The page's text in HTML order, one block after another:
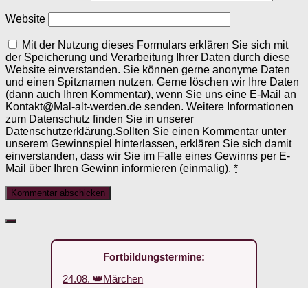
Website
Mit der Nutzung dieses Formulars erklären Sie sich mit
der Speicherung und Verarbeitung Ihrer Daten durch diese
Website einverstanden. Sie können gerne anonyme Daten
und einen Spitznamen nutzen. Gerne löschen wir Ihre Daten
(dann auch Ihren Kommentar), wenn Sie uns eine E-Mail an
Kontakt@Mal-alt-werden.de senden. Weitere Informationen
zum Datenschutz finden Sie in unserer
Datenschutzerklärung.Sollten Sie einen Kommentar unter
unserem Gewinnspiel hinterlassen, erklären Sie sich damit
einverstanden, dass wir Sie im Falle eines Gewinns per E-
Mail über Ihren Gewinn informieren (einmalig). *
Fortbildungstermine:
24.08. 👑Märchen